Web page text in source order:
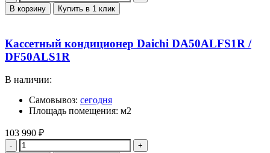
В корзину Купить в 1 клик
Кассетный кондиционер Daichi DA50ALFS1R /
DF50ALS1R
В наличии:
Самовывоз: сегодня
Площадь помещения: м2
103 990 ₽
Количество